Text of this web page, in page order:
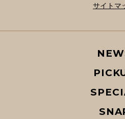
サイトマ